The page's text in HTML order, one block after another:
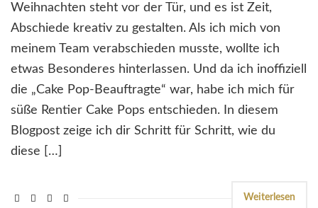
Weihnachten steht vor der Tür, und es ist Zeit,
Abschiede kreativ zu gestalten. Als ich mich von
meinem Team verabschieden musste, wollte ich
etwas Besonderes hinterlassen. Und da ich inoffiziell
die „Cake Pop-Beauftragte“ war, habe ich mich für
süße Rentier Cake Pops entschieden. In diesem
Blogpost zeige ich dir Schritt für Schritt, wie du
diese […]
Weiterlesen